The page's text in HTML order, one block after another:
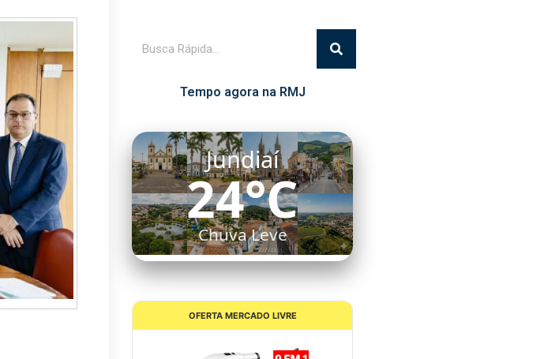
Tempo agora na RMJ
Itatiba
25°C
Chuva Leve
OFERTA MERCADO LIVRE